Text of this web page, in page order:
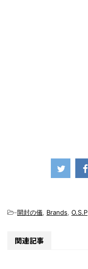
-開封の儀, Brands, O.S.P
関連記事